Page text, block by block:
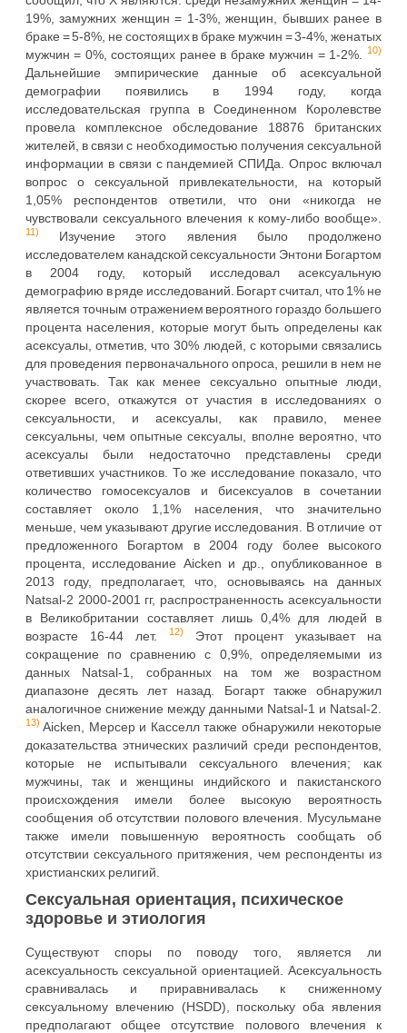
19%, замужних женщин = 1-3%, женщин, бывших ранее в
браке = 5-8%, не состоящих в браке мужчин = 3-4%, женатых
мужчин = 0%, состоящих ранее в браке мужчин = 1-2%.
10)
Дальнейшие эмпирические данные об асексуальной
демографии появились в 1994 году, когда
исследовательская группа в Соединенном Королевстве
провела комплексное обследование 18876 британских
жителей, в связи с необходимостью получения сексуальной
информации в связи с пандемией СПИДа. Опрос включал
вопрос о сексуальной привлекательности, на который
1,05% респондентов ответили, что они «никогда не
чувствовали сексуального влечения к кому-либо вообще».
11)
Изучение этого явления было продолжено
исследователем канадской сексуальности Энтони Богартом
в 2004 году, который исследовал асексуальную
демографию в ряде исследований. Богарт считал, что 1% не
является точным отражением вероятного гораздо большего
процента населения, которые могут быть определены как
асексуалы, отметив, что 30% людей, с которыми связались
для проведения первоначального опроса, решили в нем не
участвовать. Так как менее сексуально опытные люди,
скорее всего, откажутся от участия в исследованиях о
сексуальности, и асексуалы, как правило, менее
сексуальны, чем опытные сексуалы, вполне вероятно, что
асексуалы были недостаточно представлены среди
ответивших участников. То же исследование показало, что
количество гомосексуалов и бисексуалов в сочетании
составляет около 1,1% населения, что значительно
меньше, чем указывают другие исследования. В отличие от
предложенного Богартом в 2004 году более высокого
процента, исследование Aicken и др., опубликованное в
2013 году, предполагает, что, основываясь на данных
Natsal-2 2000-2001 гг, распространенность асексуальности
в Великобритании составляет лишь 0,4% для людей в
возрасте 16-44 лет.
12)
Этот процент указывает на
сокращение по сравнению с 0,9%, определяемыми из
данных Natsal-1, собранных на том же возрастном
диапазоне десять лет назад. Богарт также обнаружил
аналогичное снижение между данными Natsal-1 и Natsal-2.
13) Aicken, Мерсер и Касселл также обнаружили некоторые
доказательства этнических различий среди респондентов,
которые не испытывали сексуального влечения; как
мужчины, так и женщины индийского и пакистанского
происхождения имели более высокую вероятность
сообщения об отсутствии полового влечения. Мусульмане
также имели повышенную вероятность сообщать об
отсутствии сексуального притяжения, чем респонденты из
христианских религий.
Сексуальная ориентация, психическое
здоровье и этиология
Существуют споры по поводу того, является ли
асексуальность сексуальной ориентацией. Асексуальность
сравнивалась и приравнивалась к сниженному
сексуальному влечению (HSDD), поскольку оба явления
предполагают общее отсутствие полового влечения к